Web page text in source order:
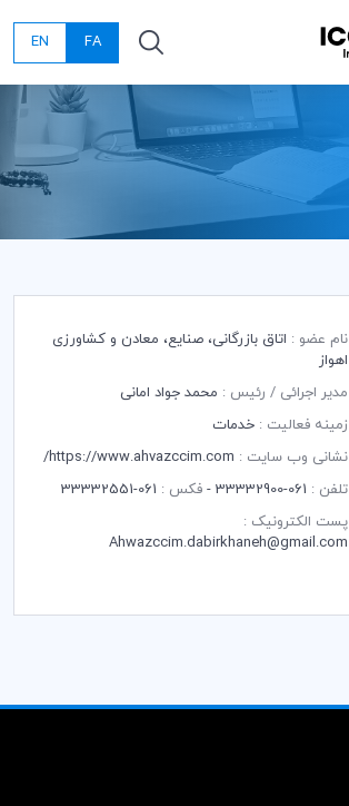
FA
EN
نام عضو : اتاق بازرگانی، صنایع، معادن و کشاورزی
اهواز
مدیر اجرائی / رئیس : محمد جواد امانی
زمینه فعالیت : خدمات
نشانی وب سایت : https://www.ahvazccim.com/
تلفن : 061-33332900 - فکس : 061-33332551
پست الکترونیک :
Ahwazccim.dabirkhaneh@gmail.com